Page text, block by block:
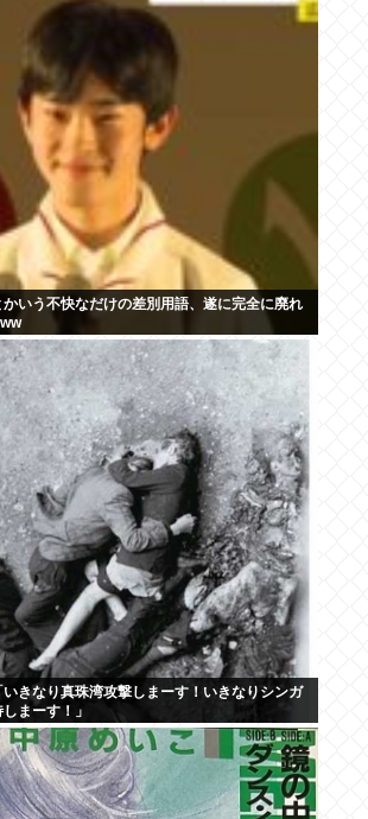
かいう不快なだけの差別用語、遂に完全に廃れ
きなり真珠湾攻撃しまーす！いきなりシンガ
まーす！」